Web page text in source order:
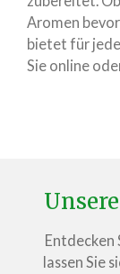
Aromen
bietet für
Sie online
Entdecken
lassen Sie